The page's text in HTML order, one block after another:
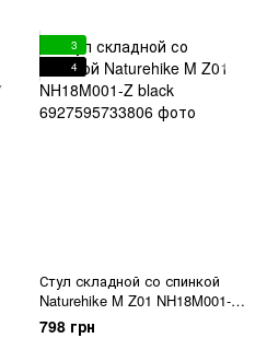
3
4
Стул складной со спинкой
Naturehike M Z01 NH18M001-Z
black
798 грн